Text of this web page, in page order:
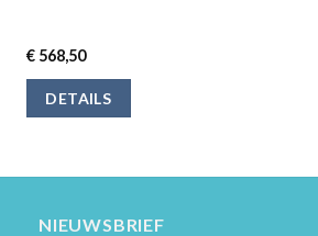
€568,50
DETAILS
NIEUWSBRIEF